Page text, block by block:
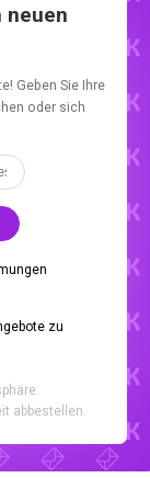
neuen
Geben Sie Ihre
oder sich
zu
abbestellen.